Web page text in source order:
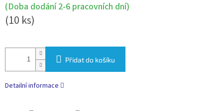
(Doba dodání 2-6 pracovních dní)
(10 ks)
Přidat do košíku
Detailní informace